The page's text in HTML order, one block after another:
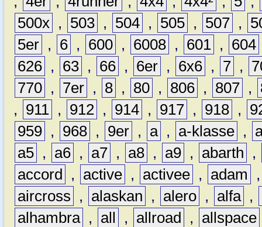
500x , 503 , 504 , 505 , 507 ,
5er , 6 , 600 , 6008 , 601 , 604
626 , 63 , 66 , 6er , 6x6 , 7 ,
770 , 7er , 8 , 80 , 806 , 807 ,
,
911 , 912 , 914 , 917 , 918 ,
959 , 968 , 9er , a , a-klasse ,
a5 , a6 , a7 , a8 , a9 , abarth
,
accord
, active , activee , adam
aircross
, alaskan , alero , alfa ,
alhambra , all , allroad , allspace